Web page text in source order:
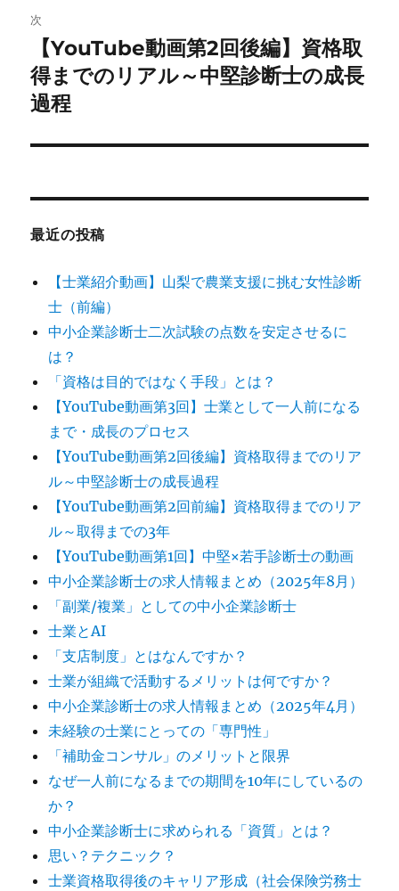
ゲ
ー
シ
次
の
投
【YouTube動画第2回後編】資格取
得までのリアル～中堅診断士の成長
過程
最近の投稿
【士業紹介動画】山梨で農業支援に挑む女性診断
士（前編）
中小企業診断士二次試験の点数を安定させるに
は？
「資格は目的ではなく手段」とは？
【YouTube動画第3回】士業として一人前になる
まで・成長のプロセス
【YouTube動画第2回後編】資格取得までのリア
ル～中堅診断士の成長過程
【YouTube動画第2回前編】資格取得までのリア
ル～取得までの3年
【YouTube動画第1回】中堅×若手診断士の動画
中小企業診断士の求人情報まとめ（2025年8月）
「副業/複業」としての中小企業診断士
士業とAI
「支店制度」とはなんですか？
士業が組織で活動するメリットは何ですか？
中小企業診断士の求人情報まとめ（2025年4月）
未経験の士業にとっての「専門性」
「補助金コンサル」のメリットと限界
なぜ一人前になるまでの期間を10年にしているの
か？
中小企業診断士に求められる「資質」とは？
思い？テクニック？
士業資格取得後のキャリア形成（社会保険労務士